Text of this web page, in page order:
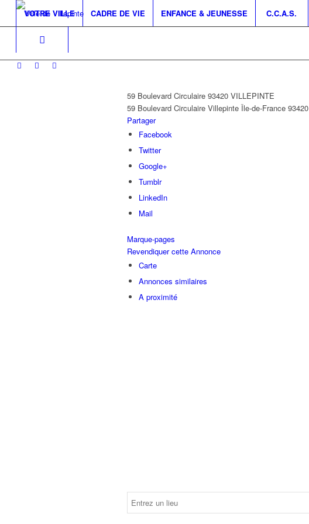
VOTRE VILLE CADRE DE VIE ENFANCE & JEUNESSE C.C.A.S.
59 Boulevard Circulaire 93420 VILLEPINTE
59 Boulevard Circulaire Villepinte Île-de-France 93420
Partager
Facebook
Twitter
Google+
Tumblr
LinkedIn
Mail
Marque-pages
Revendiquer cette Annonce
Carte
Annonces similaires
A proximité